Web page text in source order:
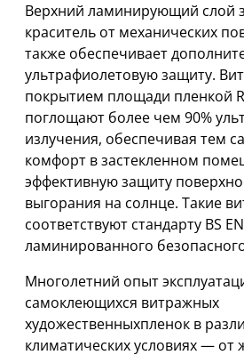
Верхний ламинирующий слой
краситель от механических
также обеспечивает
ультрафиолетовую защиту.
покрытием площади пленкой
поглощают более чем 90%
излучения, обеспечивая тем
комфорт в застекленном
эффективную защиту
выгорания на солнце. Такие
соответствуют стандарту BS
ламинированного
Многолетний опыт
самоклеющихся витражных
художественныхпленок в
климатических условиях — от